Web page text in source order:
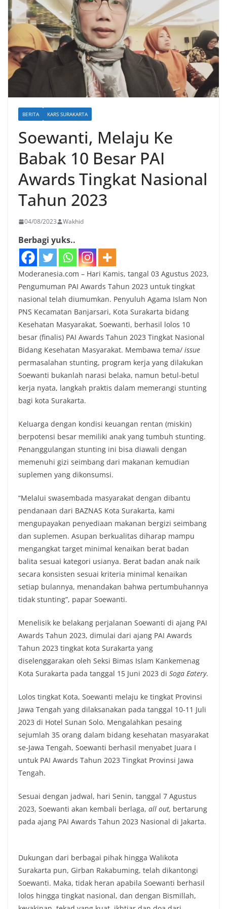
BERITA KARS SURAKARTA
Soewanti, Melaju Ke
Babak 10 Besar PAI
Awards Tingkat Nasional
Tahun 2023
04/08/2023 Wakhid
Berbagi yuks..
Moderanesia.com – Hari Kamis, tangal 03 Agustus 2023,
Pengumuman PAI Awards Tahun 2023 untuk tingkat
nasional telah diumumkan. Penyuluh Agama Islam Non
PNS Kecamatan Banjarsari, Kota Surakarta bidang
Kesehatan Masyarakat, Soewanti, berhasil lolos 10
besar (finalis) PAI Awards Tahun 2023 Tingkat Nasional
Bidang Kesehatan Masyarakat. Membawa tema/ issue
permasalahan stunting, program kerja yang dilakukan
Soewanti bukanlah narasi belaka, namun betul-betul
kerja nyata, langkah praktis dalam memerangi stunting
bagi kota Surakarta.
Keluarga dengan kondisi keuangan rentan (miskin)
berpotensi besar memiliki anak yang tumbuh stunting.
Penanggulangan stunting ini bisa diawali dengan
memenuhi gizi seimbang dari makanan kemudian
suplemen yang dikonsumsi.
“Melalui swasembada masyarakat dengan dibantu
pendanaan dari BAZNAS Kota Surakarta, kami
mengupayakan penyediaan makanan bergizi seimbang
dan suplemen. Asupan berkualitas diharap mampu
mengangkat target minimal kenaikan berat badan
balita sesuai kategori usianya. Berat badan anak naik
secara konsisten sesuai kriteria minimal kenaikan
setiap bulannya, menandakan bahwa pertumbuhannya
tidak stunting”, papar Soewanti.
Menelisik ke belakang perjalanan Soewanti di ajang PAI
Awards Tahun 2023, dimulai dari ajang PAI Awards
Tahun 2023 tingkat kota Surakarta yang
diselenggarakan oleh Seksi Bimas Islam Kankemenag
Kota Surakarta pada tanggal 15 Juni 2023 di Soga Eatery.
Lolos tingkat Kota, Soewanti melaju ke tingkat Provinsi
Jawa Tengah yang dilaksanakan pada tanggal 10-11 Juli
2023 di Hotel Sunan Solo. Mengalahkan pesaing
sejumlah 35 orang dalam bidang kesehatan masyarakat
se-Jawa Tengah, Soewanti berhasil menyabet Juara I
untuk PAI Awards Tahun 2023 Tingkat Provinsi Jawa
Tengah.
Sesuai dengan jadwal, hari Senin, tanggal 7 Agustus
2023, Soewanti akan kembali berlaga, all out, bertarung
pada ajang PAI Awards Tahun 2023 Nasional di Jakarta.
Dukungan dari berbagai pihak hingga Walikota
Surakarta pun, Girban Rakabuming, telah dikantongi
Soewanti. Maka, tidak heran apabila Soewanti berhasil
lolos hingga tingkat nasional, dan dengan Bismillah,